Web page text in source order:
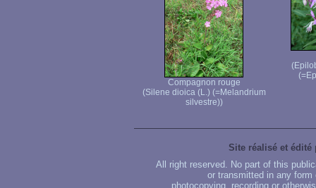
Compagnon rouge
(Silene dioica (L.) (=Melandrium
silvestre))
Site réalisé et édité
All right reserved. No part of this
or transmitted in any
photocopying, recording or